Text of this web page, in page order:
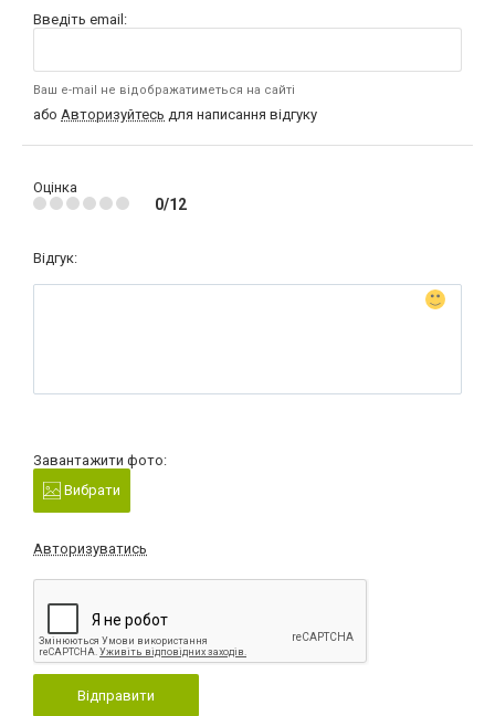
Введіть email:
Ваш e-mail не відображатиметься на сайті
або Авторизуйтесь для написання відгуку
Оцінка
0/12
Відгук:
Завантажити фото:
Вибрати
Авторизуватись
Відправити